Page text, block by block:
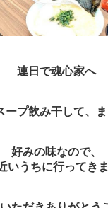
連日で魂心家へ
ープ飲み干して、
好みの味なので、
いうちに行ってき